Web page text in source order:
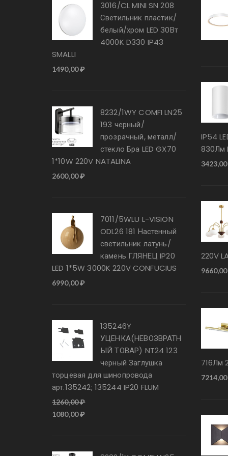
3016/CL MINI SN 208
Светильник пластик/
белый/хром LED 30Вт
4000K D330 IP43
SMALLI
1490,00₽
8232/1WY COMFI LN25
193 черный/
прозрачный, металл/
стекло Бра LED GX70
1*10W 220V NATALINA
2600,00₽
7011/5WLU L-VISION
ODL26 181 Настенный
светильник латунь/
камень ГЛЯНЕЦ IP20
LED 1*5W 3000K 220V CONFUCIUS
6990,00₽
135246Y
УЦЕНКА(НЕВОЗВРАТН
ЫЙ ТОВАР) NT24 123
черный Заглушка
торцевая для шинопровода
арт.135242; 135244 IP20 FLUM
1260,00₽
Первоначальная
1260,00 ₽.
1080,00₽Текущая
IP54
830Лм
3423,00
220V
9660,00
716Лм
7214,00